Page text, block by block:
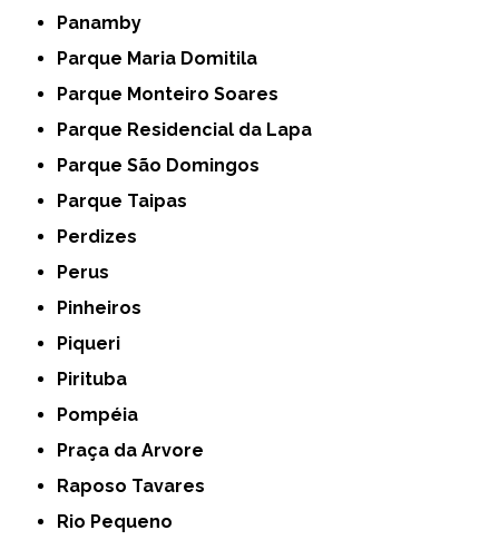
Panamby
Parque Maria Domitila
Parque Monteiro Soares
Parque Residencial da Lapa
Parque São Domingos
Parque Taipas
Perdizes
Perus
Pinheiros
Piqueri
Pirituba
Pompéia
Praça da Arvore
Raposo Tavares
Rio Pequeno